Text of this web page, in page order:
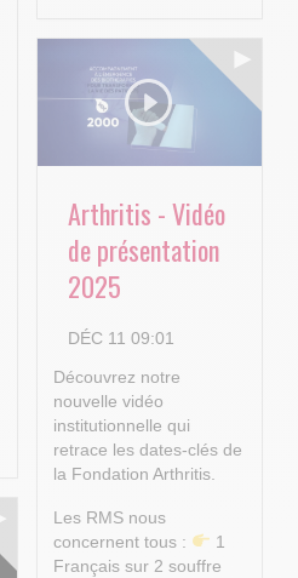
Arthritis - Vidéo
de présentation
2025
DÉC 11 09:01
Découvrez notre
nouvelle vidéo
institutionnelle qui
retrace les dates-clés de
la Fondation Arthritis.
Les RMS nous
concernent tous :
1
Français sur 2 souffre